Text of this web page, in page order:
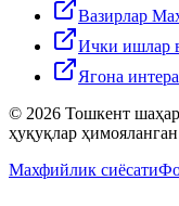
Вазирлар
Ички ишлар
Ягона
© 2026 Тошкент
ҳуқуқлар
Махфийлик сиёсати